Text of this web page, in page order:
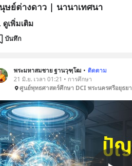
ษย์ต่างดาว | นานาเทศนา
ดูเพิ่มเติม
บันทึก
พระมหาสมชาย ฐานวุฑฺโฒ • ติดตาม
21 มิ.ย. เวลา 01:21 • การศึกษา
ศูนย์พุทธศาสตร์ศึกษา DCI พระนครศรีอยุธยา